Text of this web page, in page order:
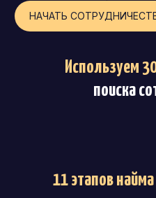
НАЧАТЬ
Используем
поиска
11 этапов найма